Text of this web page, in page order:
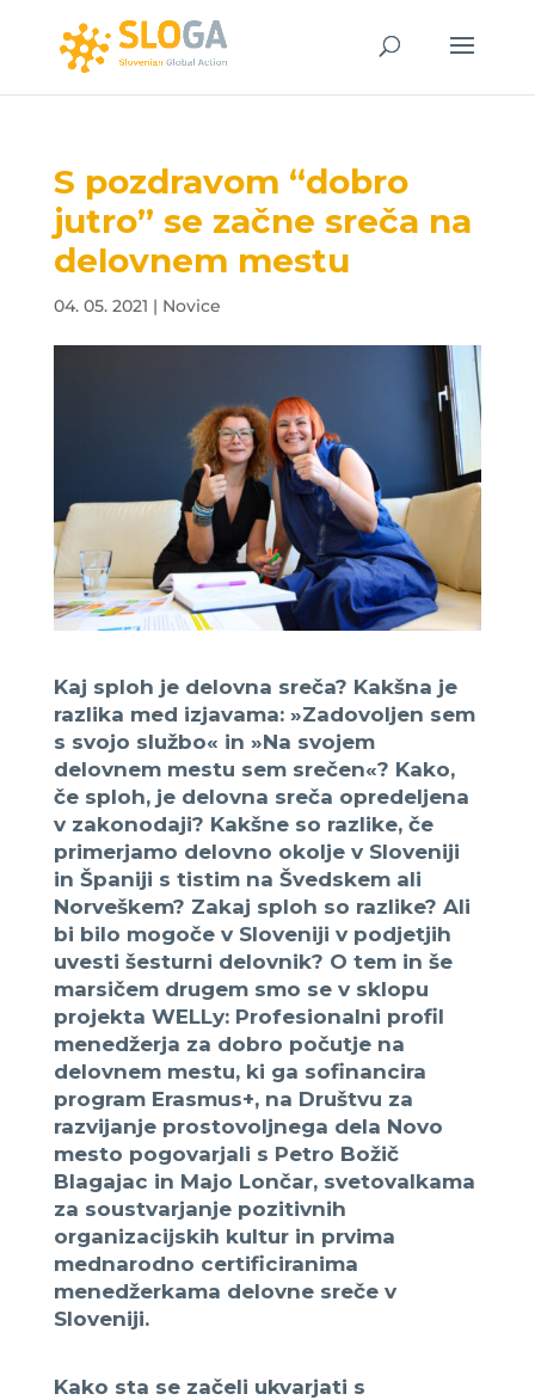
S pozdravom “dobro
jutro” se začne sreča na
delovnem mestu
04. 05. 2021 | Novice
Kaj sploh je delovna sreča? Kakšna je
razlika med izjavama: »Zadovoljen sem
s svojo službo« in »Na svojem
delovnem mestu sem srečen«? Kako,
če sploh, je delovna sreča opredeljena
v zakonodaji? Kakšne so razlike, če
primerjamo delovno okolje v Sloveniji
in Španiji s tistim na Švedskem ali
Norveškem? Zakaj sploh so razlike? Ali
bi bilo mogoče v Sloveniji v podjetjih
uvesti šesturni delovnik? O tem in še
marsičem drugem smo se v sklopu
projekta WELLy: Profesionalni profil
menedžerja za dobro počutje na
delovnem mestu, ki ga sofinancira
program Erasmus+, na Društvu za
razvijanje prostovoljnega dela Novo
mesto pogovarjali s Petro Božič
Blagajac in Majo Lončar, svetovalkama
za soustvarjanje pozitivnih
organizacijskih kultur in prvima
mednarodno certificiranima
menedžerkama delovne sreče v
Sloveniji.
Kako sta se začeli ukvarjati s